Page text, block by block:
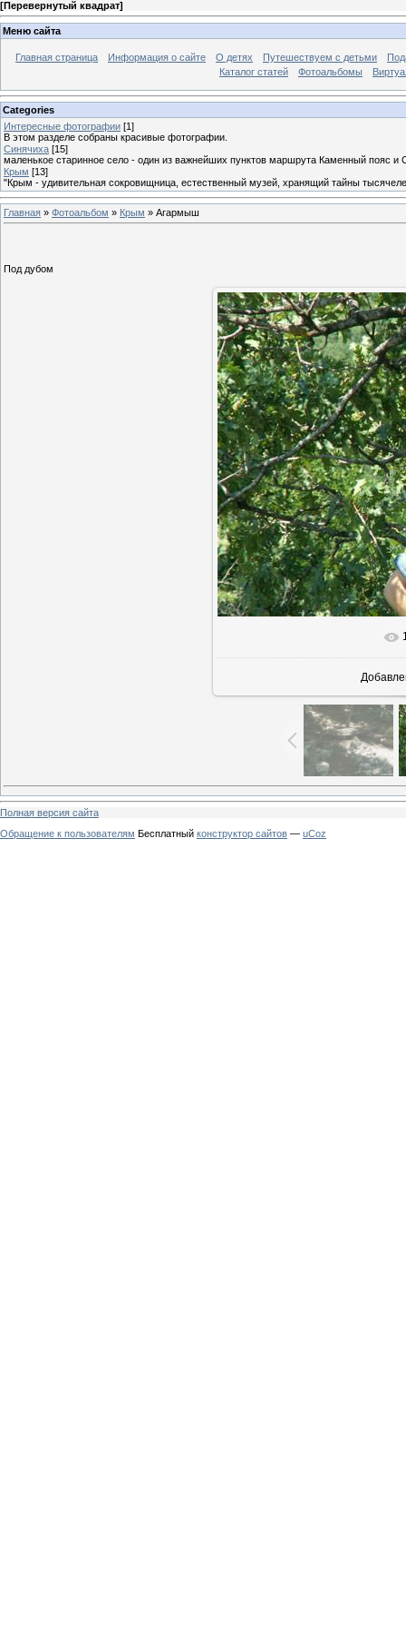
[Перевернутый квадрат]
Меню сайта
Главная страница Информация о сайте О детях Путешествуем с детьми
Каталог статей
Фотоальбомы
Categories
Интересные фотографии [1]
В этом разделе собраны красивые фотографии.
Синячиха [15]
маленькое старинное село - один из важнейших пунктов маршрута Каменный пояс
Крым [13]
"Крым - удивительная сокровищница, естественный музей, хранящий тайны
Главная » Фотоальбом » Крым » Агармыш
Под дубом
Полная версия сайта
Обращение к пользователям Бесплатный конструктор сайтов — uCoz